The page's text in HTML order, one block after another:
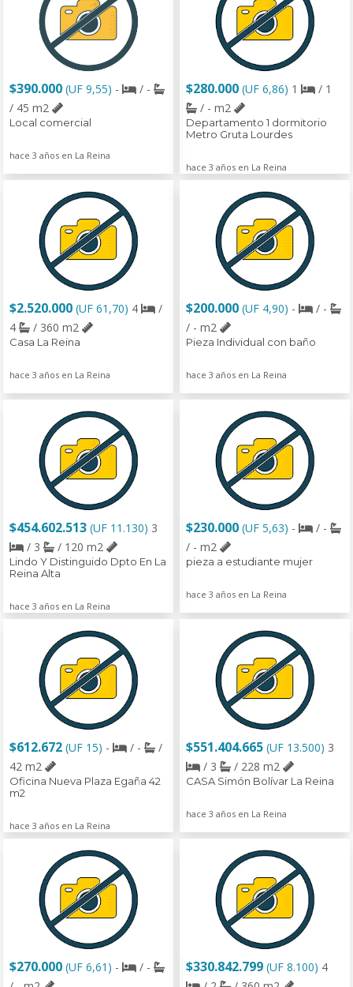
$390.000 (UF 9,55) -
/ -
/ 45 m2
Local comercial
hace 3 años en La Reina
$280.000 (UF 6,86) 1
/ 1
/ - m2
Departamento 1 dormitorio
Metro Gruta Lourdes
hace 3 años en La Reina
$2.520.000 (UF 61,70) 4
/
4
/ 360 m2
Casa La Reina
hace 3 años en La Reina
$200.000 (UF 4,90) -
/ -
/ - m2
Pieza Individual con baño
hace 3 años en La Reina
$454.602.513 (UF 11.130) 3
/ 3
/ 120 m2
Lindo Y Distinguido Dpto En La
Reina Alta
hace 3 años en La Reina
$230.000 (UF 5,63) -
/ -
/ - m2
pieza a estudiante mujer
hace 3 años en La Reina
$612.672 (UF 15) - / -
/
42 m2
Oficina Nueva Plaza Egaña 42
m2
hace 3 años en La Reina
$551.404.665 (UF 13.500) 3
/ 3
/ 228 m2
CASA Simón Bolívar La Reina
hace 3 años en La Reina
$270.000 (UF 6,61) -
/ -
$330.842.799 (UF 8.100) 4